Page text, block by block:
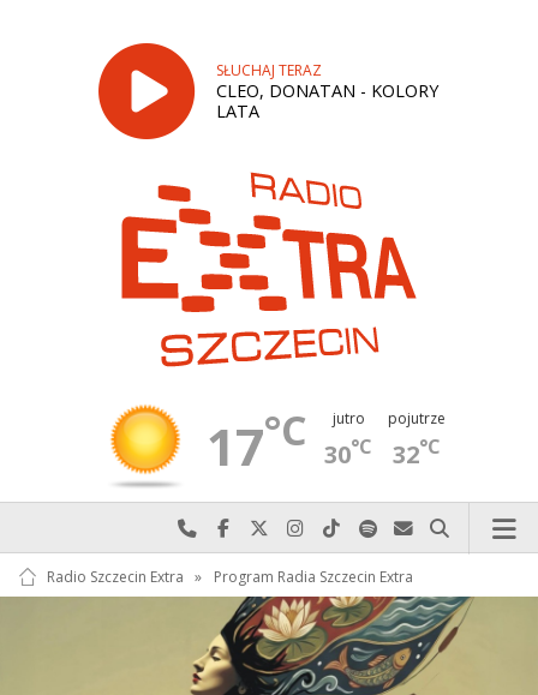
SŁUCHAJ TERAZ
CLEO, DONATAN - KOLORY
LATA
17°C jutro
30°C
pojutrze
32°C
Najlepiej po prostu do nas zadzwoń
Odwiedź nas na Facebook-u
Odwiedź nas na X
Odwiedź nas na Instagram-ie
Odwiedź nas na TikTok-u
Szukaj nas na Spotify
Wyślij do nas
Szukaj
Radio Szczecin Extra » Program Radia Szczecin Extra